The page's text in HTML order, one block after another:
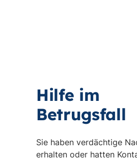
Hilfe im
Betrugsfall
Sie haben verdächtige
erhalten oder hatten